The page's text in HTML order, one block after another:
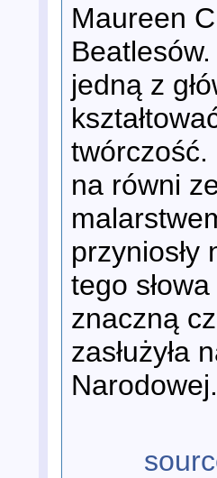
Maureen
jedną z
twórczość.
na równi
tego
znaczną
zasłużyła
Narodowej.